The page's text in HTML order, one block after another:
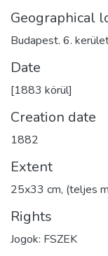
Geographical
Budapest. 6.
Date
[1883 körül]
Creation date
1882
Extent
25x33 cm, (teljes
Rights
Jogok: FSZEK